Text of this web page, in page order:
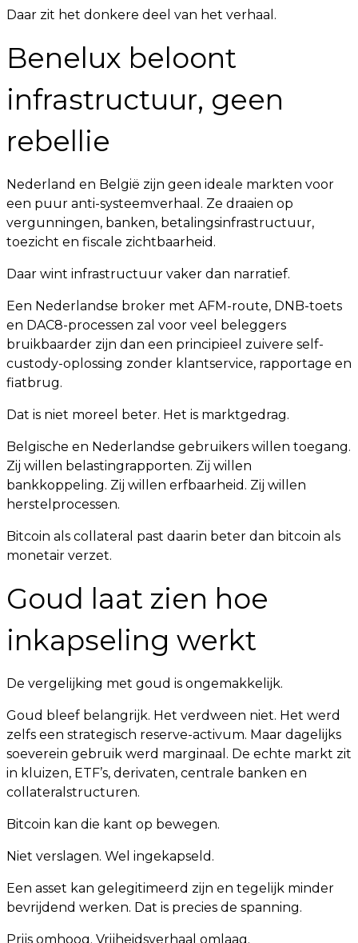
Daar zit het donkere deel van het verhaal.
Benelux beloont
infrastructuur, geen
rebellie
Nederland en België zijn geen ideale markten voor
een puur anti-systeemverhaal. Ze draaien op
vergunningen, banken, betalingsinfrastructuur,
toezicht en fiscale zichtbaarheid.
Daar wint infrastructuur vaker dan narratief.
Een Nederlandse broker met AFM-route, DNB-toets
en DAC8-processen zal voor veel beleggers
bruikbaarder zijn dan een principieel zuivere self-
custody-oplossing zonder klantservice, rapportage en
fiatbrug.
Dat is niet moreel beter. Het is marktgedrag.
Belgische en Nederlandse gebruikers willen toegang.
Zij willen belastingrapporten. Zij willen
bankkoppeling. Zij willen erfbaarheid. Zij willen
herstelprocessen.
Bitcoin als collateral past daarin beter dan bitcoin als
monetair verzet.
Goud laat zien hoe
inkapseling werkt
De vergelijking met goud is ongemakkelijk.
Goud bleef belangrijk. Het verdween niet. Het werd
zelfs een strategisch reserve-activum. Maar dagelijks
soeverein gebruik werd marginaal. De echte markt zit
in kluizen, ETF’s, derivaten, centrale banken en
collateralstructuren.
Bitcoin kan die kant op bewegen.
Niet verslagen. Wel ingekapseld.
Een asset kan gelegitimeerd zijn en tegelijk minder
bevrijdend werken. Dat is precies de spanning.
Prijs omhoog. Vrijheidsverhaal omlaag.